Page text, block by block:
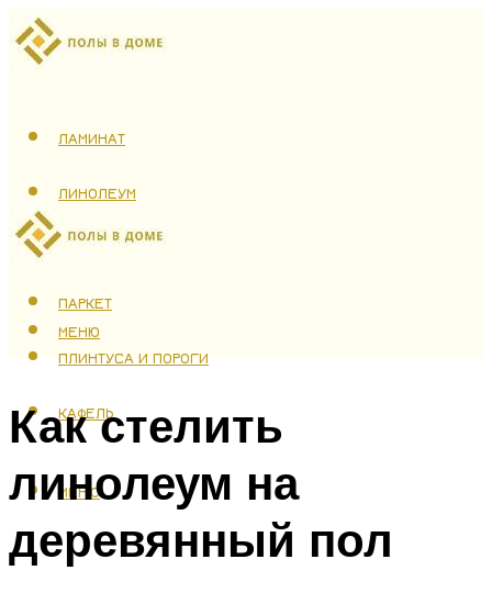
ЛАМИНАТ
ЛИНОЛЕУМ
ТЕПЛЫЙ ПОЛ
ПАРКЕТ
ПЛИНТУСА И ПОРОГИ
КАФЕЛЬ
МЕНЮ
МЕНЮ
Как стелить
линолеум на
деревянный пол